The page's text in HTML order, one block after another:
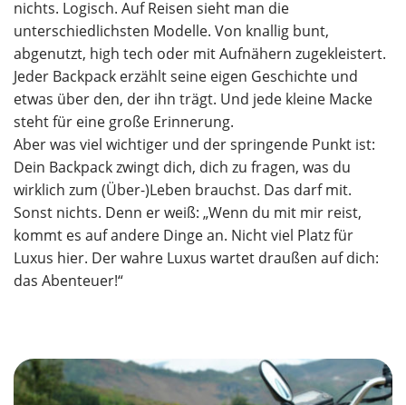
nichts. Logisch. Auf Reisen sieht man die
unterschiedlichsten Modelle. Von knallig bunt,
abgenutzt, high tech oder mit Aufnähern zugekleistert.
Jeder Backpack erzählt seine eigen Geschichte und
etwas über den, der ihn trägt. Und jede kleine Macke
steht für eine große Erinnerung.
Aber was viel wichtiger und der springende Punkt ist:
Dein Backpack zwingt dich, dich zu fragen, was du
wirklich zum (Über-)Leben brauchst. Das darf mit.
Sonst nichts. Denn er weiß: „Wenn du mit mir reist,
kommt es auf andere Dinge an. Nicht viel Platz für
Luxus hier. Der wahre Luxus wartet draußen auf dich:
das Abenteuer!“